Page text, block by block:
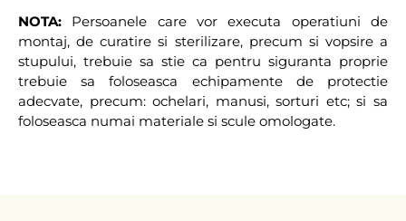
NOTA: Persoanele care vor executa operatiuni de
montaj, de curatire si sterilizare, precum si vopsire a
stupului, trebuie sa stie ca pentru siguranta proprie
trebuie sa foloseasca echipamente de protectie
adecvate, precum: ochelari, manusi, sorturi etc; si sa
foloseasca numai materiale si scule omologate.